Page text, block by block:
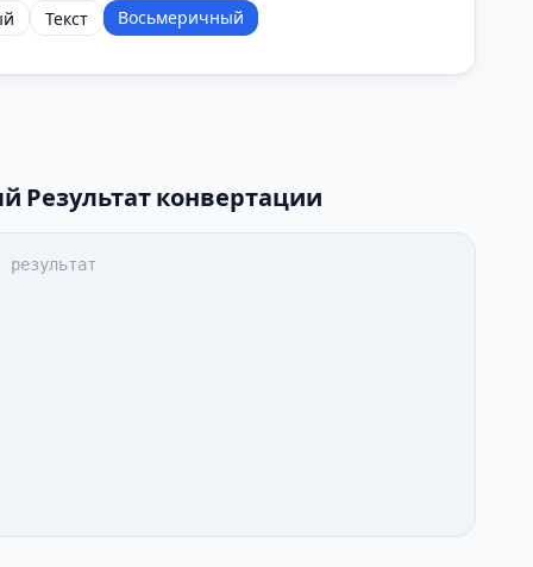
Текст Восьмеричный
Результат конвертации